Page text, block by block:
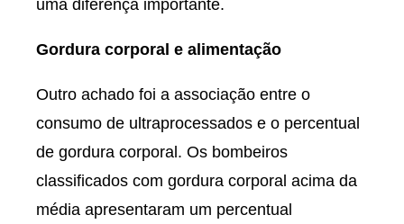
uma diferença importante.
Gordura corporal e alimentação
Outro achado foi a associação entre o
consumo de ultraprocessados e o percentual
de gordura corporal. Os bombeiros
classificados com gordura corporal acima da
média apresentaram um percentual